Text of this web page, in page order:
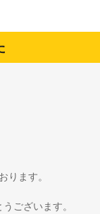
ります。
ございます。